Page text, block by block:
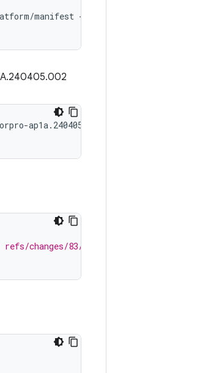
platform/manifest -b android-
ap1a.240405.002-8d141153.tgz  | tar -
changes/83/3037383/2 && git cherry-